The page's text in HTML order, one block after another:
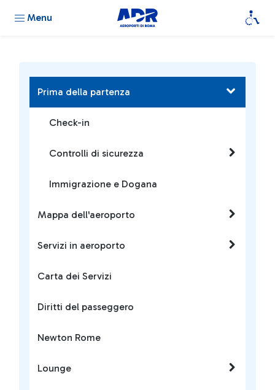
Menu
Prima della partenza
Check-in
Controlli di sicurezza
Immigrazione e Dogana
Mappa dell'aeroporto
Servizi in aeroporto
Carta dei Servizi
Diritti del passeggero
Newton Rome
Lounge